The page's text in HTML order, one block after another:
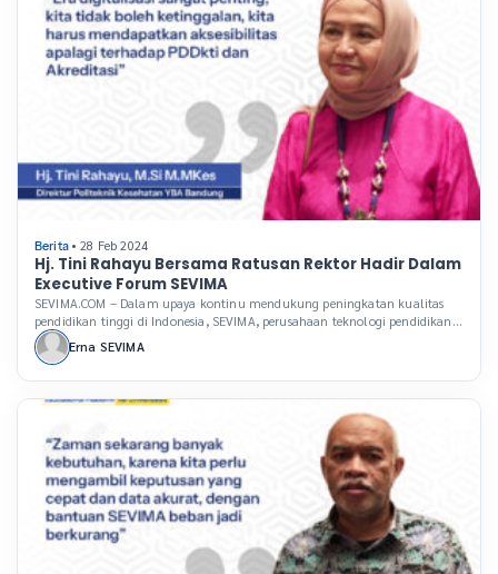
Berita • 28 Feb 2024
Hj. Tini Rahayu Bersama Ratusan Rektor Hadir Dalam
Executive Forum SEVIMA
SEVIMA.COM – Dalam upaya kontinu mendukung peningkatan kualitas
pendidikan tinggi di Indonesia, SEVIMA, perusahaan teknologi pendidikan
(Edutech) terkemuka, rutin menggelar Executive Forum, sebuah acara
tahunan yang telah menjadi ajang penting bagi para pemimpin perguruan
Erna SEVIMA